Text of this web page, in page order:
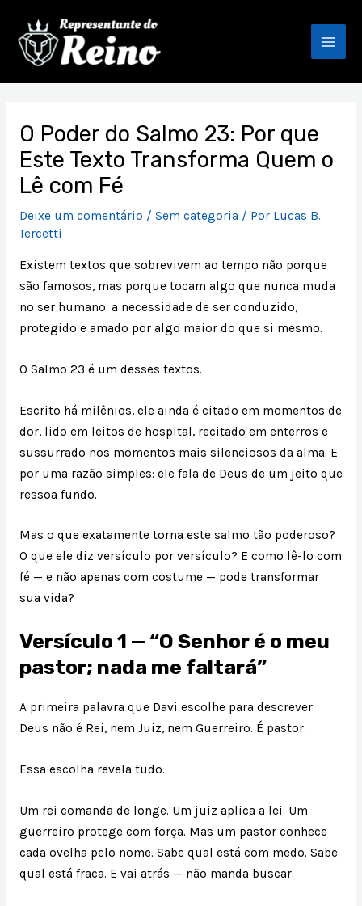
O Poder do Salmo 23: Por que
Este Texto Transforma Quem o
Lê com Fé
Deixe um comentário / Sem categoria / Por Lucas B.
Tercetti
Existem textos que sobrevivem ao tempo não porque
são famosos, mas porque tocam algo que nunca muda
no ser humano: a necessidade de ser conduzido,
protegido e amado por algo maior do que si mesmo.
O Salmo 23 é um desses textos.
Escrito há milênios, ele ainda é citado em momentos de
dor, lido em leitos de hospital, recitado em enterros e
sussurrado nos momentos mais silenciosos da alma. E
por uma razão simples: ele fala de Deus de um jeito que
ressoa fundo.
Mas o que exatamente torna este salmo tão poderoso?
O que ele diz versículo por versículo? E como lê-lo com
fé — e não apenas com costume — pode transformar
sua vida?
Versículo 1 — “O Senhor é o meu
pastor; nada me faltará”
A primeira palavra que Davi escolhe para descrever
Deus não é Rei, nem Juiz, nem Guerreiro. É pastor.
Essa escolha revela tudo.
Um rei comanda de longe. Um juiz aplica a lei. Um
guerreiro protege com força. Mas um pastor conhece
cada ovelha pelo nome. Sabe qual está com medo. Sabe
qual está fraca. E vai atrás — não manda buscar.